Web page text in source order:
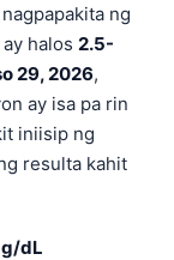
ng
ay halos 2.5-
29, 2026,
ay isa pa rin
iniisip ng
resulta kahit
dL